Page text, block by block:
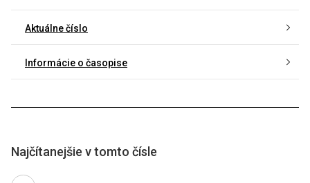
Aktuálne číslo
Informácie o časopise
Najčítanejšie v tomto čísle